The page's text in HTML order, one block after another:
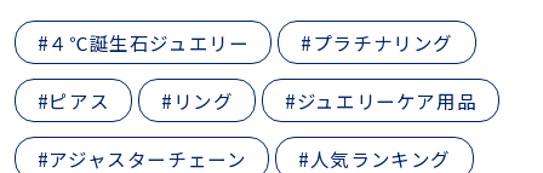
#４℃誕生石ジュエリー #プラチナリング
#ピアス #リング #ジュエリーケア用品
#アジャスターチェーン #人気ランキング